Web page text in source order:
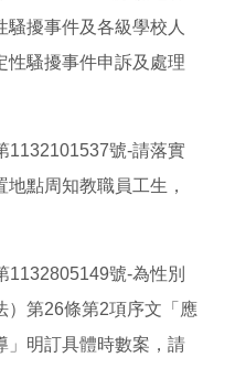
擾事件及各級學校人
性騷擾事件申訴及處理
1132101537號-請落實
點周知教職員工生，
1132805149號-為性別
）第26條第2項序文「應
」明訂具體時數案，請